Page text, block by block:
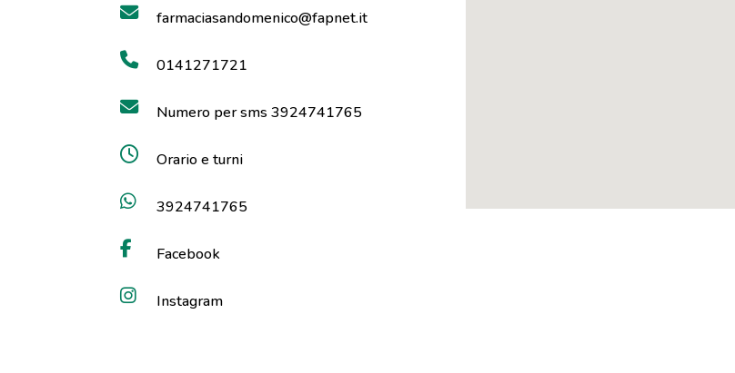
farmaciasandomenico@fapnet.it
0141271721
Numero per sms 3924741765
Orario e turni
3924741765
Facebook
Instagram